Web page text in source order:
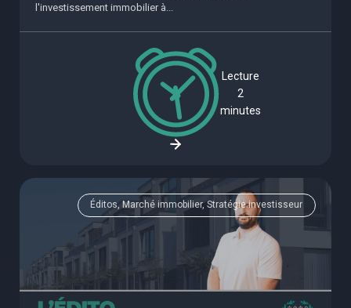
l'investissement immobilier à...
Lecture
2
minutes
Éditos, Marché immobilier, Stratégie investisseur